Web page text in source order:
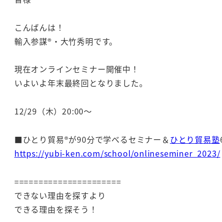
こんばんは！
輸入参謀®・大竹秀明です。
現在オンラインセミナー開催中！
いよいよ年末最終回となりました。
12/29（木）20:00～
■ひとり貿易®が90分で学べるセミナー＆ ひとり貿易塾
https://yubi-ken.com/school/onlineseminer_2023/
======================
できない理由を探すより
できる理由を探そう！